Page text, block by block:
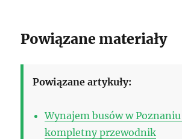
Powiązane materiały
Powiązane artykuły:
Wynajem busów w
kompletny przewodnik